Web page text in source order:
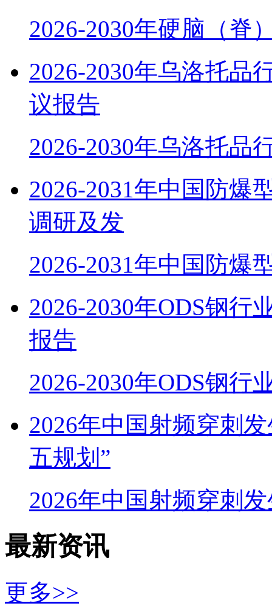
2026-2030年硬脑（脊
2026-2030年乌洛托品
议报告
2026-2030年乌洛托品
2026-2031年中国防爆
调研及发
2026-2031年中国防爆
2026-2030年ODS钢行
报告
2026-2030年ODS钢行
2026年中国射频穿刺
五规划”
2026年中国射频穿刺
最新资讯
更多>>